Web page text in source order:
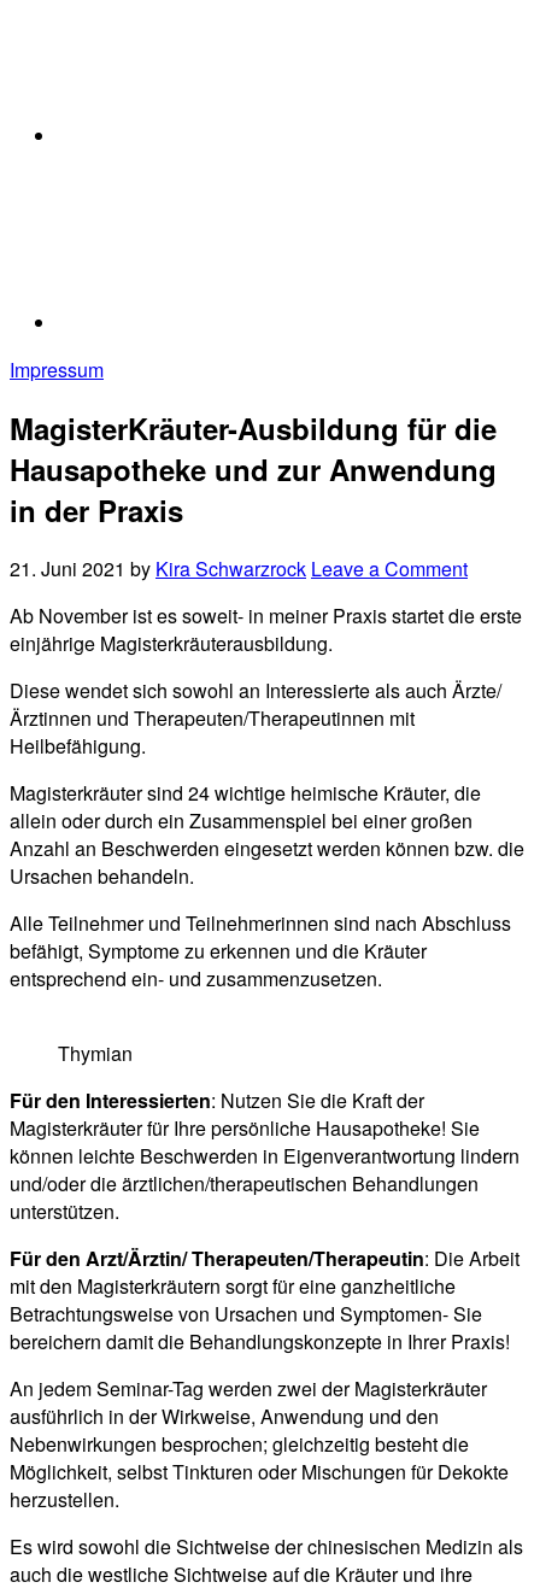
Impressum
MagisterKräuter-Ausbildung für die
Hausapotheke und zur Anwendung
in der Praxis
21. Juni 2021 by Kira Schwarzrock Leave a Comment
Ab November ist es soweit- in meiner Praxis startet die erste
einjährige Magisterkräuterausbildung.
Diese wendet sich sowohl an Interessierte als auch Ärzte/
Ärztinnen und Therapeuten/Therapeutinnen mit
Heilbefähigung.
Magisterkräuter sind 24 wichtige heimische Kräuter, die
allein oder durch ein Zusammenspiel bei einer großen
Anzahl an Beschwerden eingesetzt werden können bzw. die
Ursachen behandeln.
Alle Teilnehmer und Teilnehmerinnen sind nach Abschluss
befähigt, Symptome zu erkennen und die Kräuter
entsprechend ein- und zusammenzusetzen.
Thymian
Für den Interessierten: Nutzen Sie die Kraft der
Magisterkräuter für Ihre persönliche Hausapotheke! Sie
können leichte Beschwerden in Eigenverantwortung lindern
und/oder die ärztlichen/therapeutischen Behandlungen
unterstützen.
Für den Arzt/Ärztin/ Therapeuten/Therapeutin: Die Arbeit
mit den Magisterkräutern sorgt für eine ganzheitliche
Betrachtungsweise von Ursachen und Symptomen- Sie
bereichern damit die Behandlungskonzepte in Ihrer Praxis!
An jedem Seminar-Tag werden zwei der Magisterkräuter
ausführlich in der Wirkweise, Anwendung und den
Nebenwirkungen besprochen; gleichzeitig besteht die
Möglichkeit, selbst Tinkturen oder Mischungen für Dekokte
herzustellen.
Es wird sowohl die Sichtweise der chinesischen Medizin als
auch die westliche Sichtweise auf die Kräuter und ihre